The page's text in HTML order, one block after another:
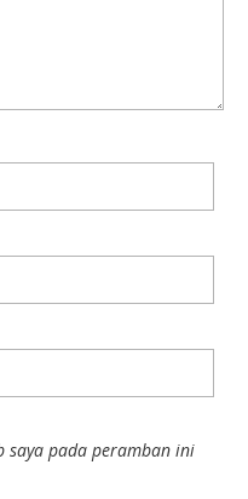
saya pada peramban ini